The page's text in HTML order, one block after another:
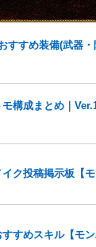
る※投稿内容を
ください。
復元ができま
、弊社に損害の及
せていただく場合も
すすめ装備(武器
構成まとめ｜
ク投稿掲示板【モ
すめスキル【モン